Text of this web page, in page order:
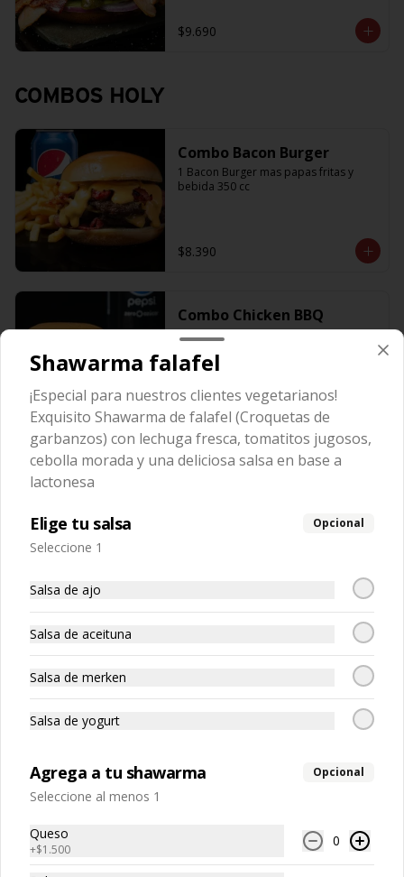
sabroso guamacole
$9.690
COMBOS HOLY
Combo Bacon Burger
1 Bacon Burger mas papas fritas y
bebida 350 cc
$8.390
Combo Chicken BBQ
Chicken BBQ + bebida + papas fritas
$8.190
Chicken Green + bebida + papas fritas
Shawarma falafel
¡Especial para nuestros clientes vegetarianos!
Exquisito Shawarma de falafel (Croquetas de
garbanzos) con lechuga fresca, tomatitos jugosos,
cebolla morada y una deliciosa salsa en base a
lactonesa
Elige tu salsa Opcional
Seleccione 1
Salsa de ajo
Salsa de aceituna
Salsa de merken
Salsa de yogurt
Agrega a tu shawarma Opcional
Seleccione al menos 1
Queso
+$1.500
0